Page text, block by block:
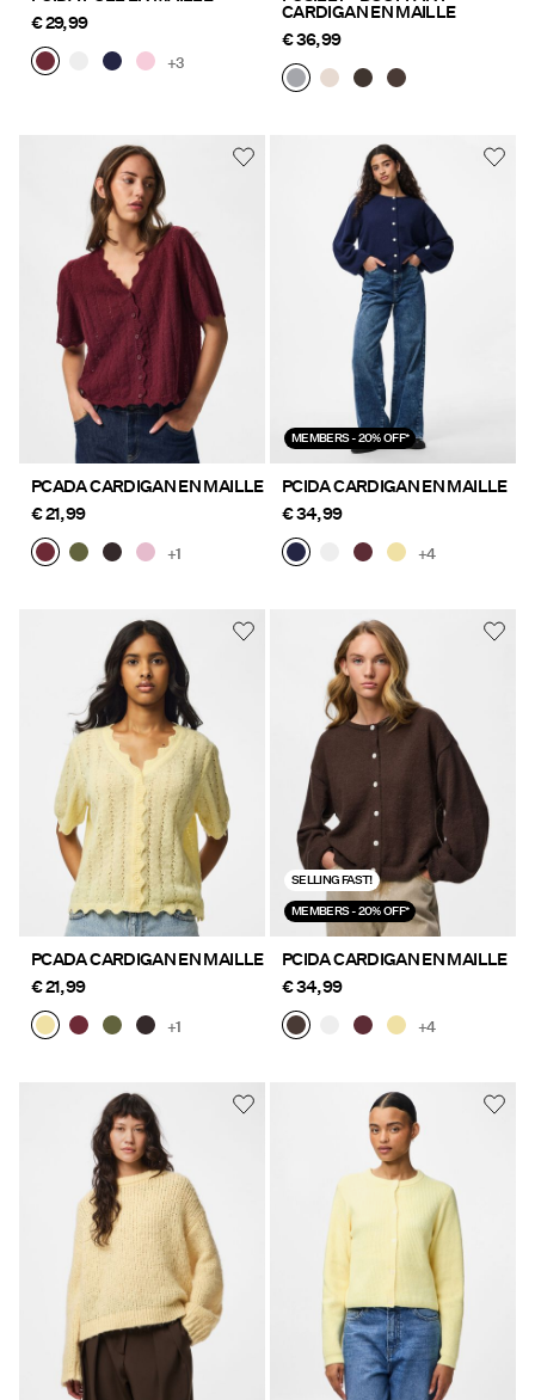
€ 29,99
+3
CARDIGAN EN MAILLE
€ 36,99
PCADA CARDIGAN EN MAILLE
€ 21,99
+1
MEMBERS - 20% OFF*
PCIDA CARDIGAN EN MAILLE
€ 34,99
+4
PCADA CARDIGAN EN MAILLE
€ 21,99
+1
SELLING FAST!
MEMBERS - 20% OFF*
PCIDA CARDIGAN EN MAILLE
€ 34,99
+4